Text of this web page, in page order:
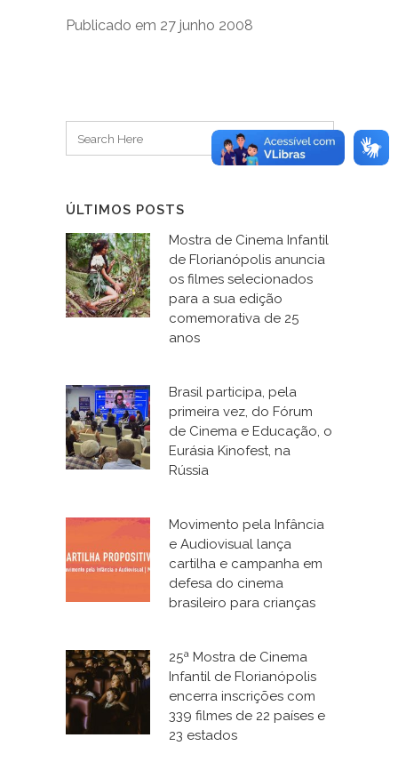
Publicado em 27 junho 2008
ÚLTIMOS POSTS
Mostra de Cinema Infantil
de Florianópolis anuncia
os filmes selecionados
para a sua edição
comemorativa de 25
anos
Brasil participa, pela
primeira vez, do Fórum
de Cinema e Educação, o
Eurásia Kinofest, na
Rússia
Movimento pela Infância
e Audiovisual lança
cartilha e campanha em
defesa do cinema
brasileiro para crianças
25ª Mostra de Cinema
Infantil de Florianópolis
encerra inscrições com
339 filmes de 22 países e
23 estados